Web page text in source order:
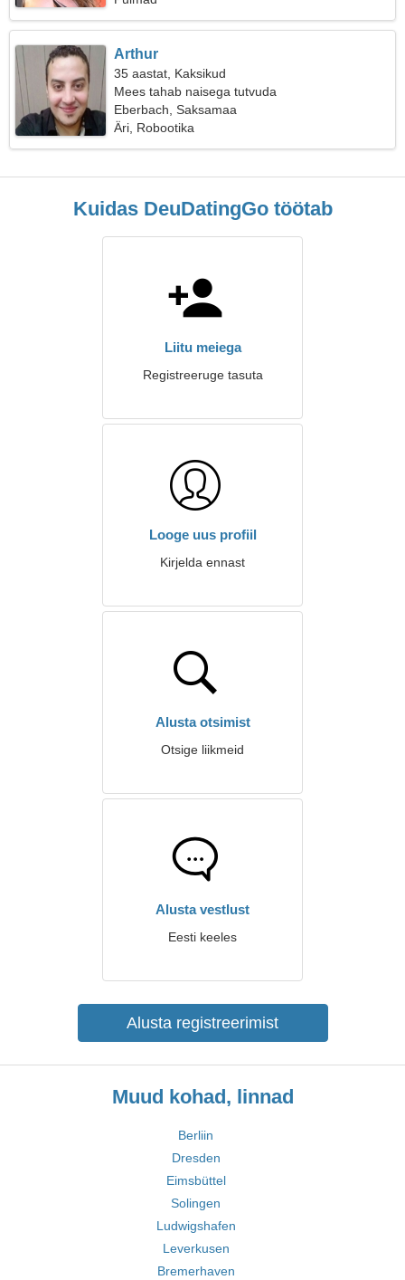
Arthur
35 aastat, Kaksikud
Mees tahab naisega tutvuda
Eberbach, Saksamaa
Äri, Robootika
Kuidas DeuDatingGo töötab
Liitu meiega
Registreeruge tasuta
Looge uus profiil
Kirjelda ennast
Alusta otsimist
Otsige liikmeid
Alusta vestlust
Eesti keeles
Alusta registreerimist
Muud kohad, linnad
Berliin
Dresden
Eimsbüttel
Solingen
Ludwigshafen
Leverkusen
Bremerhaven